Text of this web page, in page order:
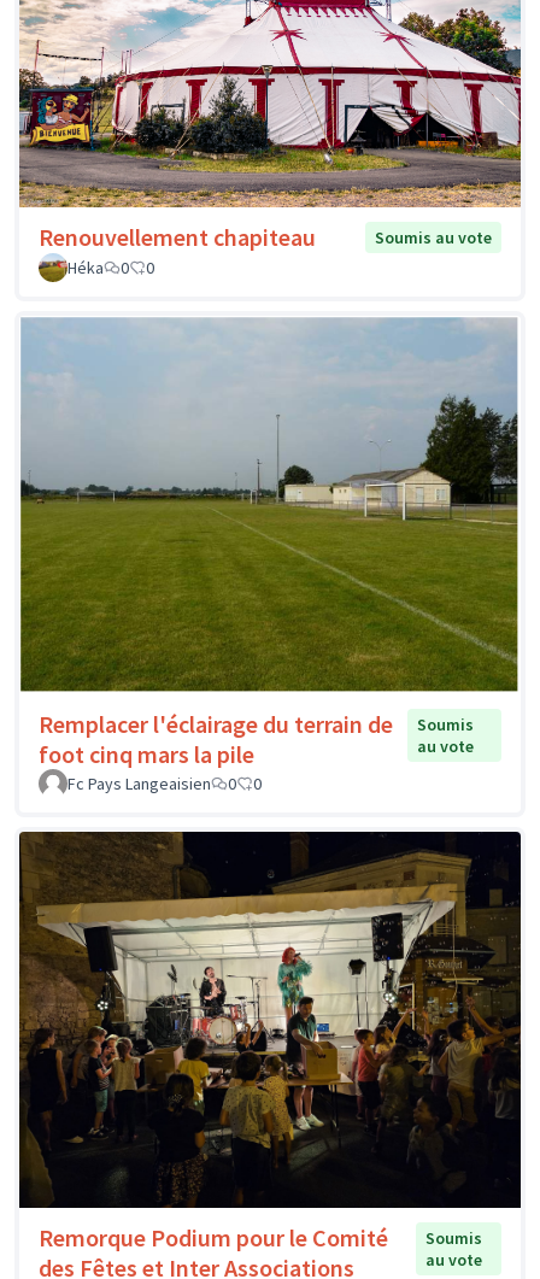
Renouvellement chapiteau
Soumis au vote
Héka
0 0
Remplacer l'éclairage du terrain de
foot cinq mars la pile
Soumis
au vote
Fc Pays Langeaisien
0 0
Remorque Podium pour le Comité
des Fêtes et Inter Associations
Soumis
au vote